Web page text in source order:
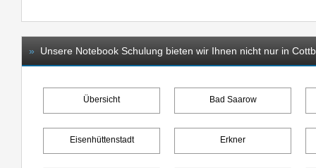
» Unsere Notebook Schulung bieten wir Ihnen nicht nur in
Übersicht Bad Saarow
Eisenhüttenstadt Erkner